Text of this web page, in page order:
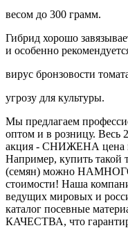
весом до 300 грамм.
Гибрид хорошо
и особенно
вирус бронзовости
угрозу для культуры.
Мы предлагаем
оптом и в розницу. Весь
акция - СНИЖЕНА цена
Например, купить такой
(семян) можно
стоимости! Наша
ведущих мировых и
каталог посевные
КАЧЕСТВА, что